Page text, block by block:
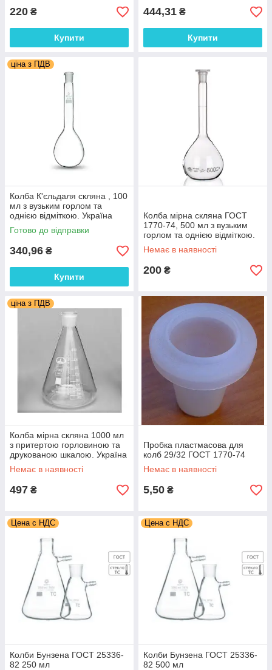
220 ₴
Купити
444,31 ₴
Купити
ціна з ПДВ
Колба К'єльдаля скляна , 100
мл з вузьким горлом та
однією відміткою. Україна
Готово до відправки
340,96 ₴
Купити
Колба мірна скляна ГОСТ
1770-74, 500 мл з вузьким
горлом та однією відміткою.
Україна
Немає в наявності
200 ₴
ціна з ПДВ
Колба мірна скляна 1000 мл
з притертою горловиною та
друкованою шкалою. Україна
Немає в наявності
497 ₴
Пробка пластмасова для
колб 29/32 ГОСТ 1770-74
Немає в наявності
5,50 ₴
Цена с НДС
Колби Бунзена ГОСТ 25336-
82 250 мл
Цена с НДС
Колби Бунзена ГОСТ 25336-
82 500 мл